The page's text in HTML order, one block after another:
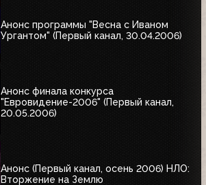
Анонс программы "Весна с Иваном
Ургантом" (Первый канал, 30.04.2006)
Анонс финала конкурса
"Евровидение-2006" (Первый канал,
20.05.2006)
Анонс (Первый канал, осень 2006) НЛО:
Вторжение на Землю